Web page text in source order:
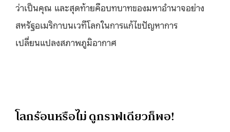
ว่าเป็นคุณ และสุดท้ายคือบทบาทของมหาอำนาจอย่าง
สหรัฐอเมริกาบนเวทีโลกในการแก้ไขปัญหาการ
เปลี่ยนแปลงสภาพภูมิอากาศ
โลกร้อนหรือไม่ ดูกราฟเดียวก็พอ!